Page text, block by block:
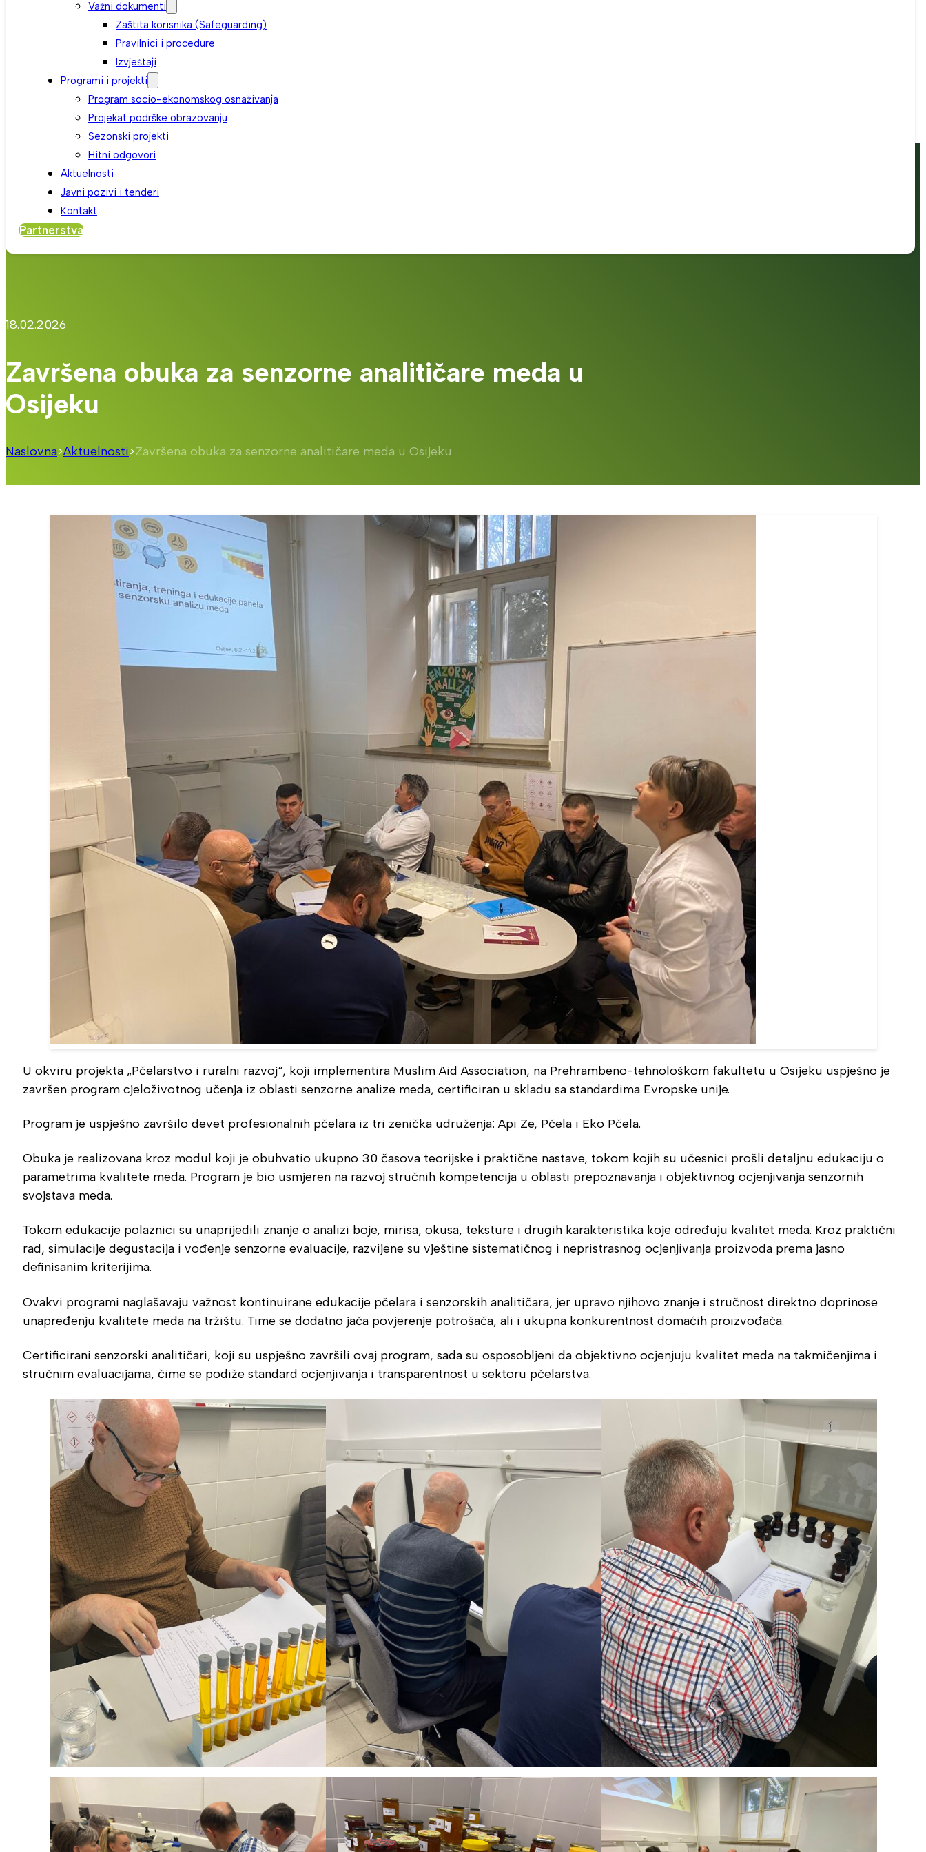
Važni dokumenti
Zaštita korisnika (Safeguarding)
Pravilnici i procedure
Izvještaji
Programi i projekti
Program socio-ekonomskog osnaživanja
Projekat podrške obrazovanju
Sezonski projekti
Hitni odgovori
Aktuelnosti
Javni pozivi i tenderi
Kontakt
Partnerstva
18.02.2026
Završena obuka za senzorne analitičare meda u
Osijeku
Naslovna>Aktuelnosti>Završena obuka za senzorne analitičare meda u Osijeku
U okviru projekta „Pčelarstvo i ruralni razvoj“, koji implementira Muslim Aid Association, na Prehrambeno-tehnološkom fakultetu u Osijeku uspješno je
završen program cjeloživotnog učenja iz oblasti senzorne analize meda, certificiran u skladu sa standardima Evropske unije.
Program je uspješno završilo devet profesionalnih pčelara iz tri zenička udruženja: Api Ze, Pčela i Eko Pčela.
Obuka je realizovana kroz modul koji je obuhvatio ukupno 30 časova teorijske i praktične nastave, tokom kojih su učesnici prošli detaljnu edukaciju o
parametrima kvalitete meda. Program je bio usmjeren na razvoj stručnih kompetencija u oblasti prepoznavanja i objektivnog ocjenjivanja senzornih
svojstava meda.
Tokom edukacije polaznici su unaprijedili znanje o analizi boje, mirisa, okusa, teksture i drugih karakteristika koje određuju kvalitet meda. Kroz praktični
rad, simulacije degustacija i vođenje senzorne evaluacije, razvijene su vještine sistematičnog i nepristrasnog ocjenjivanja proizvoda prema jasno
definisanim kriterijima.
Ovakvi programi naglašavaju važnost kontinuirane edukacije pčelara i senzorskih analitičara, jer upravo njihovo znanje i stručnost direktno doprinose
unapređenju kvalitete meda na tržištu. Time se dodatno jača povjerenje potrošača, ali i ukupna konkurentnost domaćih proizvođača.
Certificirani senzorski analitičari, koji su uspješno završili ovaj program, sada su osposobljeni da objektivno ocjenjuju kvalitet meda na takmičenjima i
stručnim evaluacijama, čime se podiže standard ocjenjivanja i transparentnost u sektoru pčelarstva.